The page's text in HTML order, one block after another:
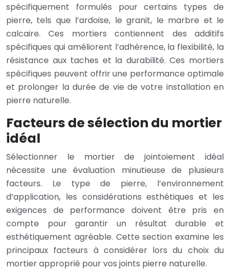
spécifiquement formulés pour certains types de
pierre, tels que l’ardoise, le granit, le marbre et le
calcaire. Ces mortiers contiennent des additifs
spécifiques qui améliorent l’adhérence, la flexibilité, la
résistance aux taches et la durabilité. Ces mortiers
spécifiques peuvent offrir une performance optimale
et prolonger la durée de vie de votre installation en
pierre naturelle.
Facteurs de sélection du mortier
idéal
Sélectionner le mortier de jointoiement idéal
nécessite une évaluation minutieuse de plusieurs
facteurs. Le type de pierre, l’environnement
d’application, les considérations esthétiques et les
exigences de performance doivent être pris en
compte pour garantir un résultat durable et
esthétiquement agréable. Cette section examine les
principaux facteurs à considérer lors du choix du
mortier approprié pour vos joints pierre naturelle.